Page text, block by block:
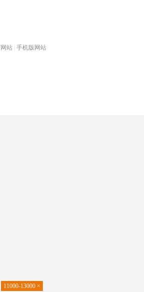
站 手机版网站
11000-13000 ×